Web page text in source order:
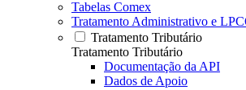
Tabelas Comex
Tratamento Administrativo e
Tratamento Tributário
Tratamento Tributário
Documentação da API
Dados de Apoio